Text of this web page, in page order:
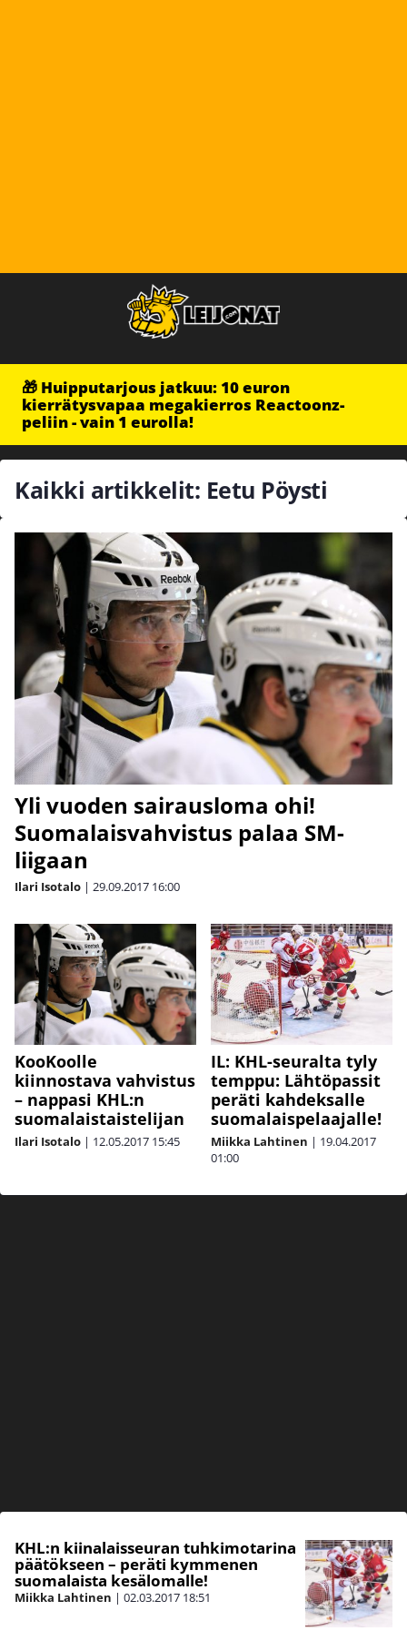
🎁 Huipputarjous jatkuu: 10 euron
kierrätysvapaa megakierros Reactoonz-
peliin - vain 1 eurolla!
Kaikki artikkelit: Eetu Pöysti
Yli vuoden sairausloma ohi!
Suomalaisvahvistus palaa SM-
liigaan
Ilari Isotalo | 29.09.2017 16:00
KooKoolle
kiinnostava vahvistus
– nappasi KHL:n
suomalaistaistelijan
Ilari Isotalo | 12.05.2017 15:45
IL: KHL-seuralta tyly
temppu: Lähtöpassit
peräti kahdeksalle
suomalaispelaajalle!
Miikka Lahtinen | 19.04.2017
01:00
KHL:n kiinalaisseuran tuhkimotarina
päätökseen – peräti kymmenen
suomalaista kesälomalle!
Miikka Lahtinen | 02.03.2017 18:51